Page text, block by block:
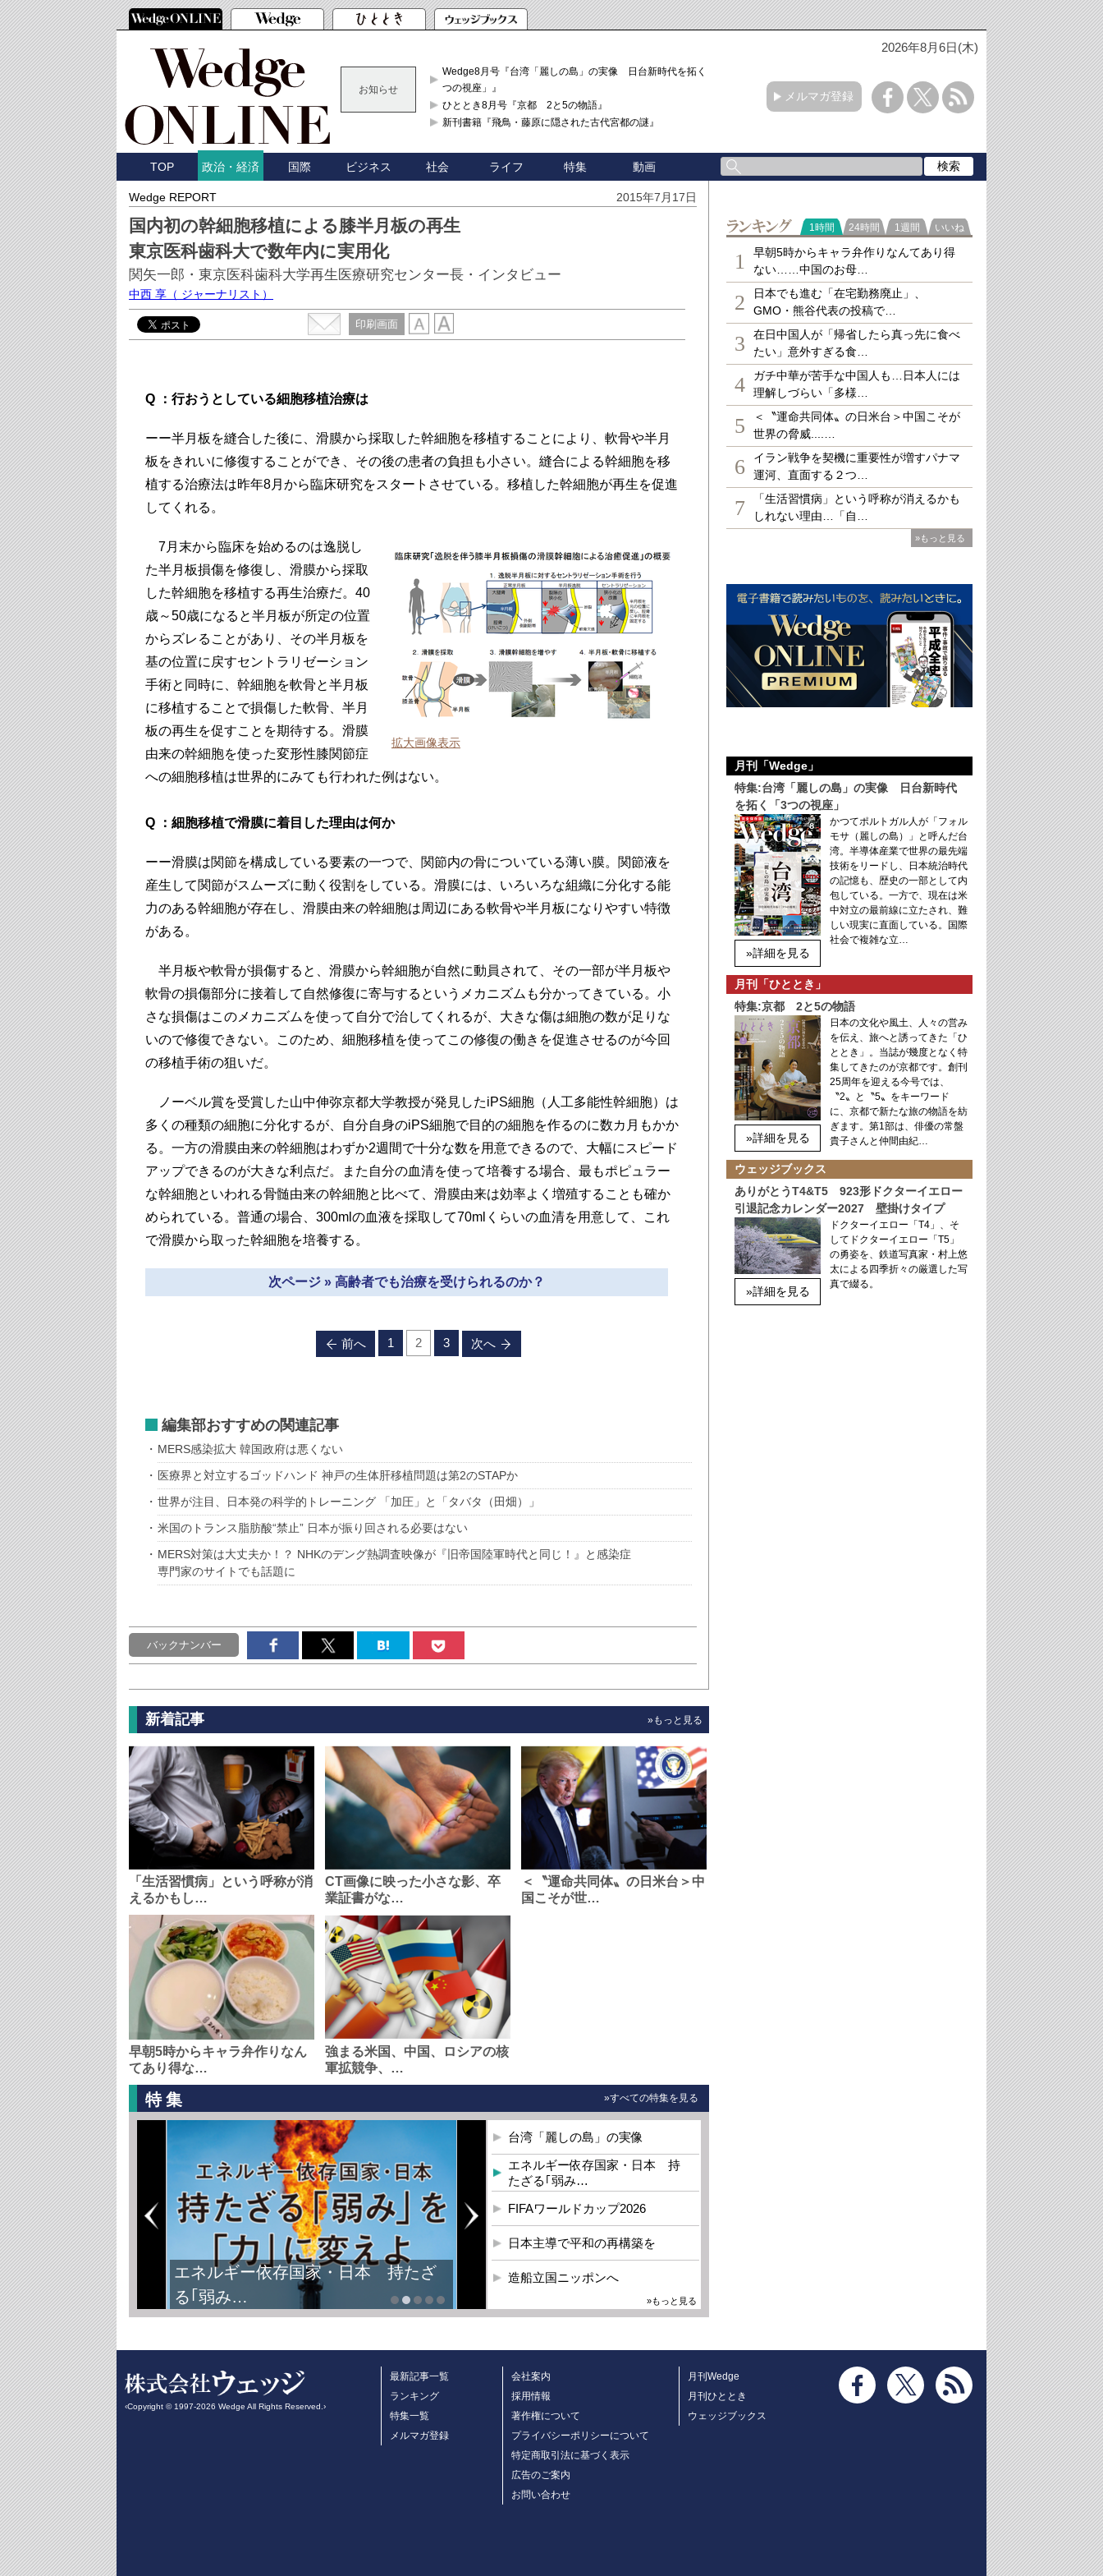
2026年8月6日(木)
お知らせ
Wedge8月号『台湾「麗しの島」の実像 日台新時代を拓く「3
つの視座」』
ひととき8月号『京都 2と5の物語』
新刊書籍『飛鳥・藤原に隠された古代宮都の謎』
メルマガ登録
TOP 政治・経済 国際 ビジネス 社会 ライフ 特集 動画
Wedge REPORT 2015年7月17日
国内初の幹細胞移植による膝半月板の再生
東京医科歯科大で数年内に実用化
関矢一郎・東京医科歯科大学再生医療研究センター長・インタビュー
中西 享 （ ジャーナリスト）
印刷画面
Q ：行おうとしている細胞移植治療は
ーー半月板を縫合した後に、滑膜から採取した幹細胞を移植することにより、軟骨や半月
板をきれいに修復することができ、その後の患者の負担も小さい。縫合による幹細胞を移
植する治療法は昨年8月から臨床研究をスタートさせている。移植した幹細胞が再生を促進
してくれる。
拡大画像表示
7月末から臨床を始めるのは逸脱し
た半月板損傷を修復し、滑膜から採取
した幹細胞を移植する再生治療だ。40
歳～50歳になると半月板が所定の位置
からズレることがあり、その半月板を
基の位置に戻すセントラリゼーション
手術と同時に、幹細胞を軟骨と半月板
に移植することで損傷した軟骨、半月
板の再生を促すことを期待する。滑膜
由来の幹細胞を使った変形性膝関節症
への細胞移植は世界的にみても行われた例はない。
Q ：細胞移植で滑膜に着目した理由は何か
ーー滑膜は関節を構成している要素の一つで、関節内の骨についている薄い膜。関節液を
産生して関節がスムーズに動く役割をしている。滑膜には、いろいろな組織に分化する能
力のある幹細胞が存在し、滑膜由来の幹細胞は周辺にある軟骨や半月板になりやすい特徴
がある。
半月板や軟骨が損傷すると、滑膜から幹細胞が自然に動員されて、その一部が半月板や
軟骨の損傷部分に接着して自然修復に寄与するというメカニズムも分かってきている。小
さな損傷はこのメカニズムを使って自分で治してくれるが、大きな傷は細胞の数が足りな
いので修復できない。このため、細胞移植を使ってこの修復の働きを促進させるのが今回
の移植手術の狙いだ。
ノーベル賞を受賞した山中伸弥京都大学教授が発見したiPS細胞（人工多能性幹細胞）は
多くの種類の細胞に分化するが、自分自身のiPS細胞で目的の細胞を作るのに数カ月もかか
る。一方の滑膜由来の幹細胞はわずか2週間で十分な数を用意できるので、大幅にスピード
アップできるのが大きな利点だ。また自分の血清を使って培養する場合、最もポピュラー
な幹細胞といわれる骨髄由来の幹細胞と比べて、滑膜由来は効率よく増殖することも確か
められている。普通の場合、300mlの血液を採取して70mlくらいの血清を用意して、これ
で滑膜から取った幹細胞を培養する。
次ページ » 高齢者でも治療を受けられるのか？
前へ 1 2 3 次へ
編集部おすすめの関連記事
MERS感染拡大 韓国政府は悪くない
医療界と対立するゴッドハンド 神戸の生体肝移植問題は第2のSTAPか
世界が注目、日本発の科学的トレーニング 「加圧」と「タバタ（田畑）」
米国のトランス脂肪酸“禁止” 日本が振り回される必要はない
MERS対策は大丈夫か！？ NHKのデング熱調査映像が『旧帝国陸軍時代と同じ！』と感染症
専門家のサイトでも話題に
バックナンバー
新着記事 »もっと見る
「生活習慣病」という呼称が消
えるかもし…
CT画像に映った小さな影、卒
業証書がな…
＜〝運命共同体〟の日米台＞中
国こそが世…
早朝5時からキャラ弁作りなん
てあり得な…
強まる米国、中国、ロシアの核
軍拡競争、…
特集 »すべての特集を見る
エネルギー依存国家・日本 持たざ
る｢弱み…
台湾「麗しの島」の実像
エネルギー依存国家・日本 持
たざる｢弱み…
FIFAワールドカップ2026
日本主導で平和の再構築を
造船立国ニッポンへ
»もっと見る
ランキング
1時間 24時間 1週間 いいね
1
早朝5時からキャラ弁作りなんてあり得
ない……中国のお母…
2
日本でも進む「在宅勤務廃止」、
GMO・熊谷代表の投稿で…
3
在日中国人が「帰省したら真っ先に食べ
たい」意外すぎる食…
4
ガチ中華が苦手な中国人も…日本人には
理解しづらい「多様…
5
＜〝運命共同体〟の日米台＞中国こそが
世界の脅威....…
6
イラン戦争を契機に重要性が増すパナマ
運河、直面する２つ…
7
「生活習慣病」という呼称が消えるかも
しれない理由…「自…
»もっと見る
月刊「Wedge」
特集:台湾「麗しの島」の実像 日台新時代
を拓く「3つの視座」
»詳細を見る
かつてポルトガル人が「フォル
モサ（麗しの島）」と呼んだ台
湾。半導体産業で世界の最先端
技術をリードし、日本統治時代
の記憶も、歴史の一部として内
包している。一方で、現在は米
中対立の最前線に立たされ、難
しい現実に直面している。国際
社会で複雑な立…
月刊「ひととき」
特集:京都 2と5の物語
»詳細を見る
日本の文化や風土、人々の営み
を伝え、旅へと誘ってきた「ひ
ととき」。当誌が幾度となく特
集してきたのが京都です。創刊
25周年を迎える今号では、
〝2〟と〝5〟をキーワード
に、京都で新たな旅の物語を紡
ぎます。第1部は、俳優の常盤
貴子さんと仲間由紀…
ウェッジブックス
ありがとうT4&T5 923形ドクターイエロー
引退記念カレンダー2027 壁掛けタイプ
»詳細を見る
ドクターイエロー「T4」、そ
してドクターイエロー「T5」
の勇姿を、鉄道写真家・村上悠
太による四季折々の厳選した写
真で綴る。
‹Copyright © 1997-2026 Wedge All Rights Reserved.›
最新記事一覧
ランキング
特集一覧
メルマガ登録
会社案内
採用情報
著作権について
プライバシーポリシーについて
特定商取引法に基づく表示
広告のご案内
お問い合わせ
月刊Wedge
月刊ひととき
ウェッジブックス